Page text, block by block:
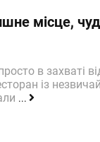
місце,
в захваті
із
...